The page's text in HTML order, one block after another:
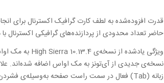
قدرت افزوده‌شده به لطف کارت‌ گرافیک اکسترنال برای
حاضر تعداد محدودی از پردازنده‌های گرافیکی اکسترنال
نسخه‌ی جدیدی از آی‌تونز به مک او‌اس اضافه شده‌اند.
زبانه (Tab) فعال در سمت راست صفحه به‌وسیله‌ی فشردن کلید ترکیبی 9+Command است.